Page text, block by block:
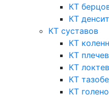
КТ
КТ
КТ суставов
КТ
КТ
КТ
КТ
КТ